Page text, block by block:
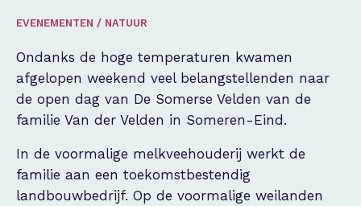
EVENEMENTEN / NATUUR
Ondanks de hoge temperaturen kwamen
afgelopen weekend veel belangstellenden naar
de open dag van De Somerse Velden van de
familie Van der Velden in Someren-Eind.
In de voormalige melkveehouderij werkt de
familie aan een toekomstbestendig
landbouwbedrijf. Op de voormalige weilanden